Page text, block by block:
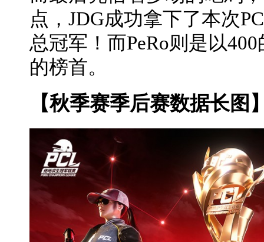
点，JDG成功拿下了本次
总冠军！而PeRo则是以
的榜首。
【秋季赛季后赛数据长图